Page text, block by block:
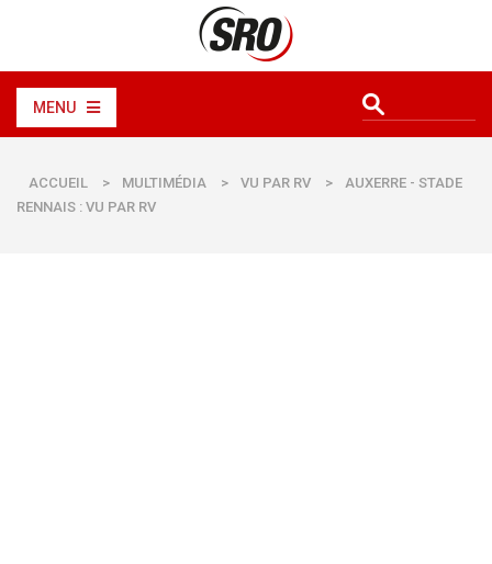
MENU
ACCUEIL > MULTIMÉDIA > VU PAR RV >
AUXERRE - STADE
RENNAIS : VU PAR RV